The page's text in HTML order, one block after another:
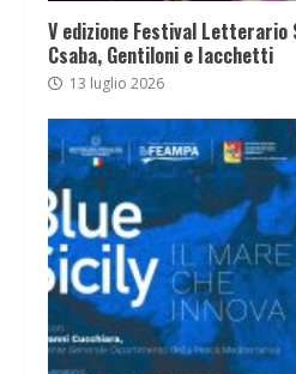
V edizione Festival
Csaba, Gentiloni e Iacchetti
13 luglio 2026